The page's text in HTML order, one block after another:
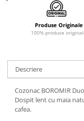
Produse Originale
100% produse
Descriere
Cozonac BOROMIR
Dospit lent cu maia
cafea.